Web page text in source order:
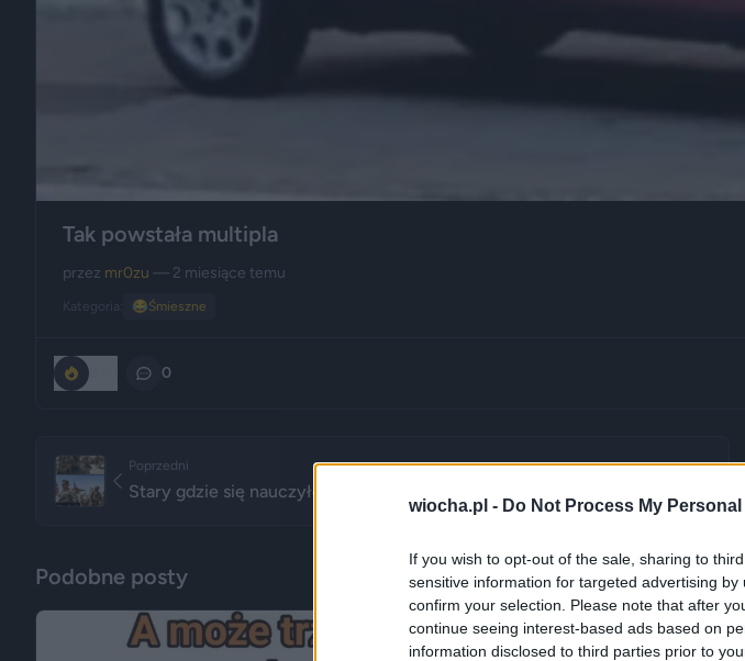
wiocha.pl - Do Not Process My
If you wish to opt-out of the sale, sharing to
sensitive information for targeted advertising
confirm your selection. Please note that after
continue seeing interest-based ads based on
information disclosed to third parties prior to
Tak powstała multipla
przez mr0zu — 2 miesiące temu
Kategoria: 😂Śmieszne
0
Poprzedni
Stary gdzie się nauczyłeś tak strzelać?
Podobne posty